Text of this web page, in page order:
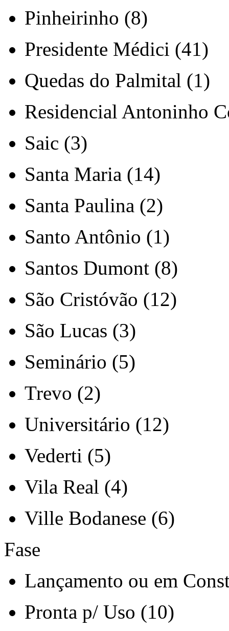
Pinheirinho (8)
Presidente Médici (41)
Quedas do Palmital (1)
Residencial Antoninho
Saic (3)
Santa Maria (14)
Santa Paulina (2)
Santo Antônio (1)
Santos Dumont (8)
São Cristóvão (12)
São Lucas (3)
Seminário (5)
Trevo (2)
Universitário (12)
Vederti (5)
Vila Real (4)
Ville Bodanese (6)
Fase
Lançamento ou em
Pronta p/ Uso (10)